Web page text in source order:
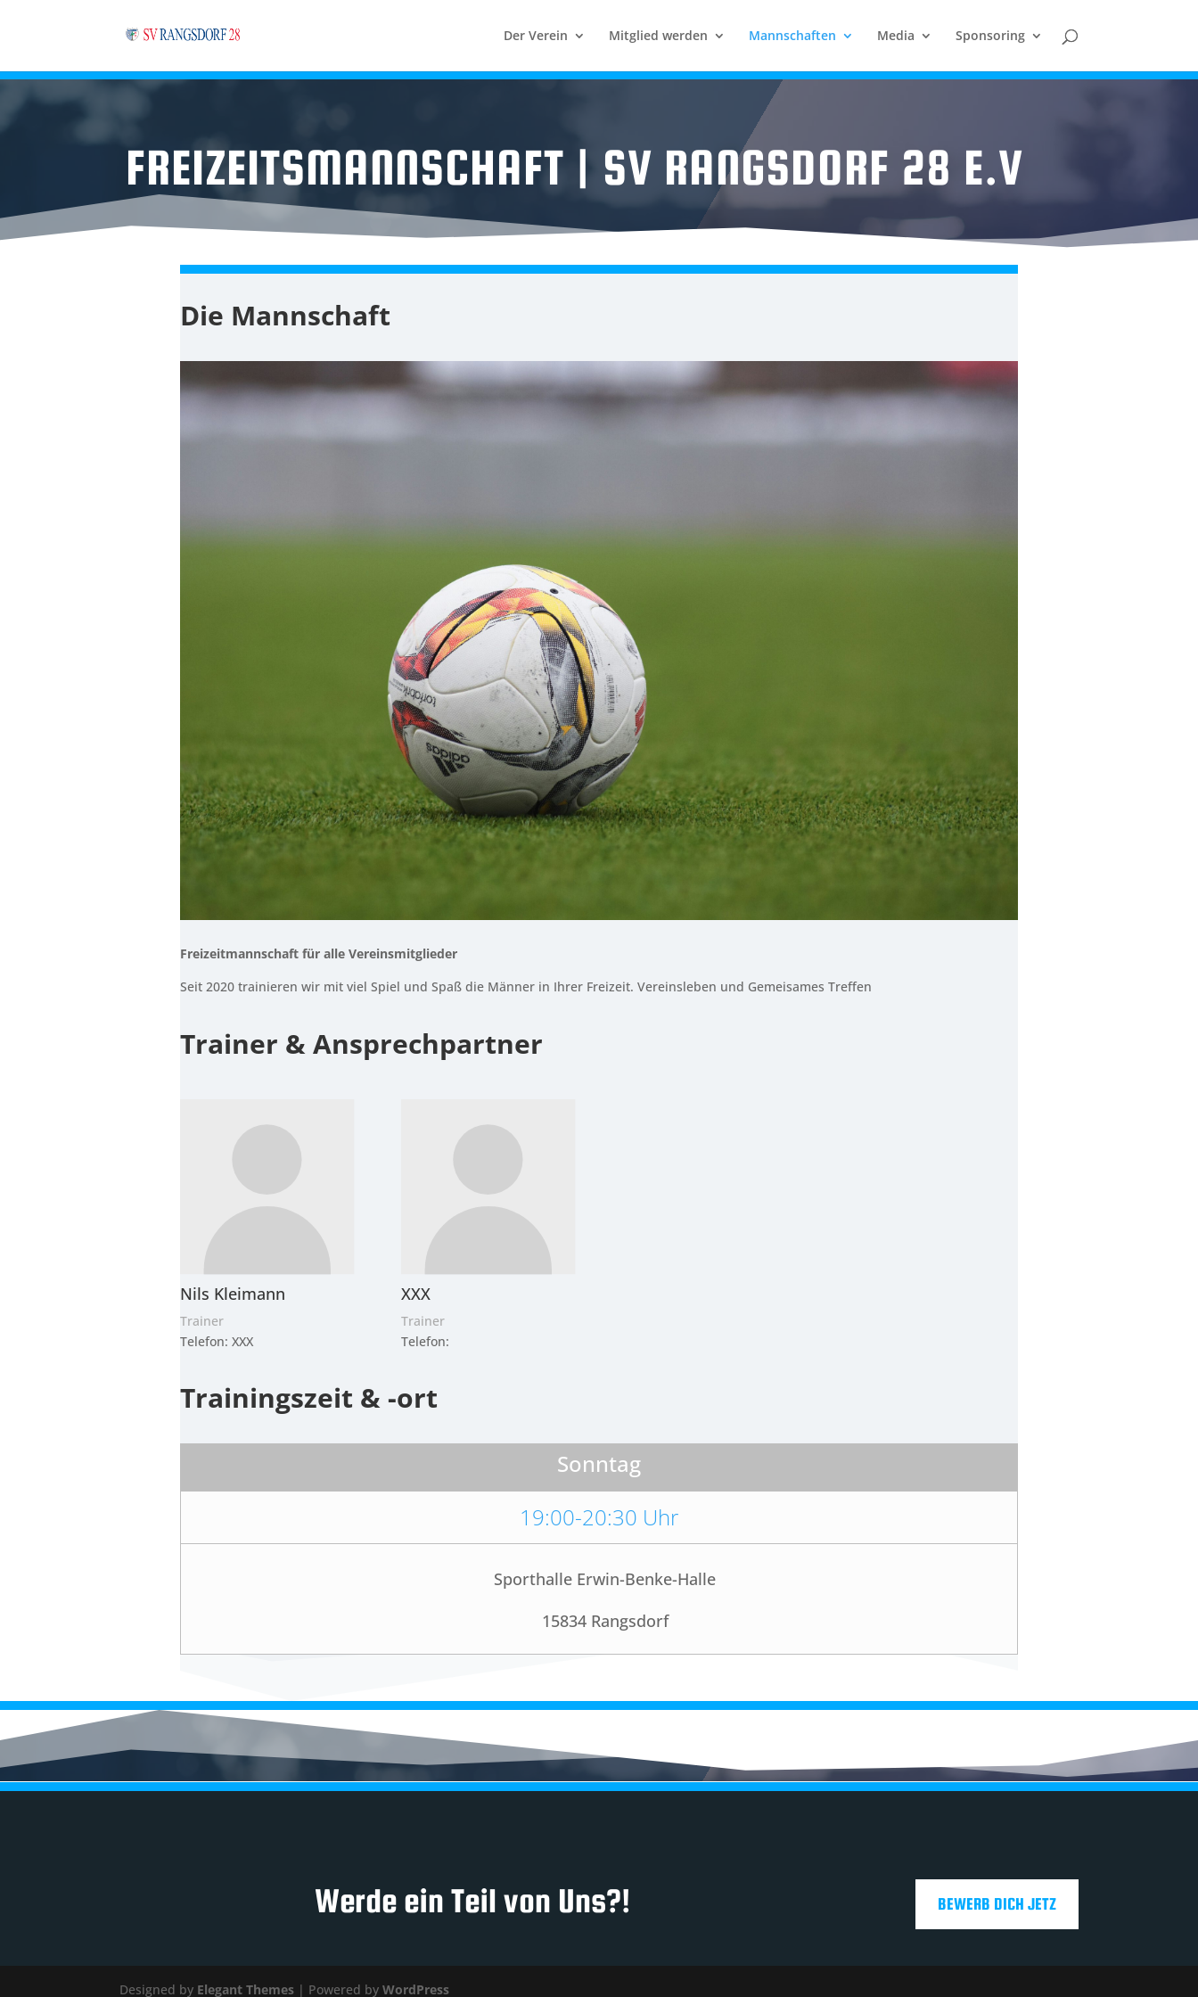
Der Verein Mitglied werden Mannschaften Media Sponsoring
FREIZEITSMANNSCHAFT | SV RANGSDORF 28 E.V
Die Mannschaft
Freizeitmannschaft für alle Vereinsmitglieder
Seit 2020 trainieren wir mit viel Spiel und Spaß die Männer in Ihrer Freizeit. Vereinsleben und Gemeisames Treffen
Trainer & Ansprechpartner
Nils Kleimann
Trainer
Telefon: XXX
XXX
Trainer
Telefon:
Trainingszeit & -ort
Sonntag
19:00-20:30 Uhr
Sporthalle Erwin-Benke-Halle
15834 Rangsdorf
Werde ein Teil von Uns?! BEWERB DICH JETZ
Designed by Elegant Themes | Powered byWordPress